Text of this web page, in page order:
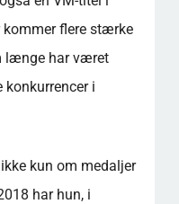
kommer flere stærke
længe har været
i
kun om medaljer
har hun, i